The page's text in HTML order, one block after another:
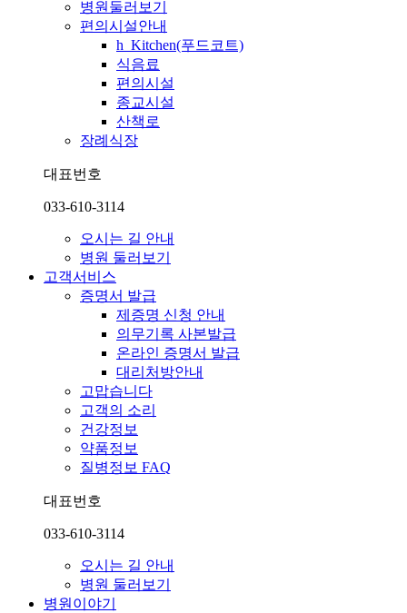
병원둘러보기
편의시설안내
h_Kitchen(푸드코트)
식음료
편의시설
종교시설
산책로
장례식장
대표번호
033-610-3114
오시는 길 안내
병원 둘러보기
고객서비스
증명서 발급
제증명 신청 안내
의무기록 사본발급
온라인 증명서 발급
대리처방안내
고맙습니다
고객의 소리
건강정보
약품정보
질병정보 FAQ
대표번호
033-610-3114
오시는 길 안내
병원 둘러보기
병원이야기